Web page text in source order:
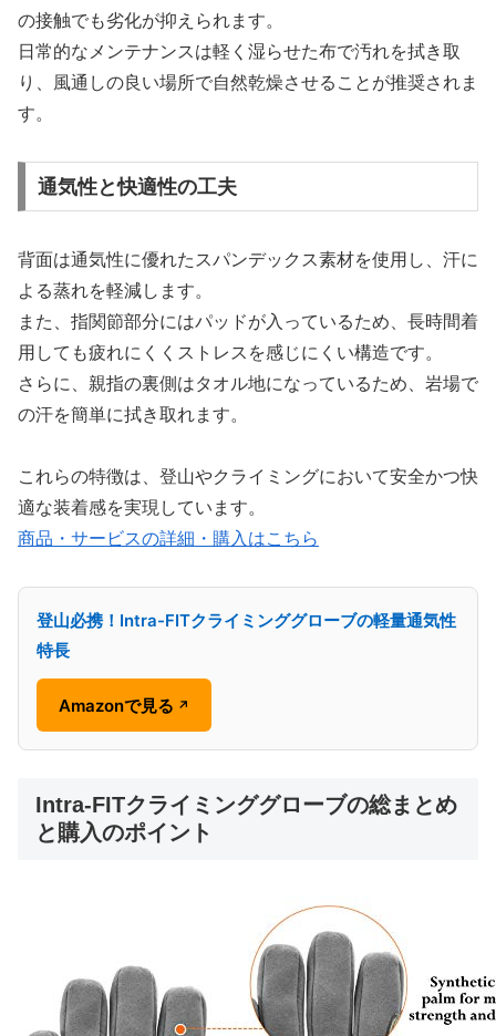
の接触でも劣化が抑えられます。
日常的なメンテナンスは軽く湿らせた布で汚れを拭き取
り、風通しの良い場所で自然乾燥させることが推奨されま
す。
通気性と快適性の工夫
背面は通気性に優れたスパンデックス素材を使用し、汗に
よる蒸れを軽減します。
また、指関節部分にはパッドが入っているため、長時間着
用しても疲れにくくストレスを感じにくい構造です。
さらに、親指の裏側はタオル地になっているため、岩場で
の汗を簡単に拭き取れます。
これらの特徴は、登山やクライミングにおいて安全かつ快
適な装着感を実現しています。
商品・サービスの詳細・購入はこちら
登山必携！Intra-FITクライミンググローブの軽量通気性
特長
Amazonで見る ↗
Intra-FITクライミンググローブの総まとめ
と購入のポイント